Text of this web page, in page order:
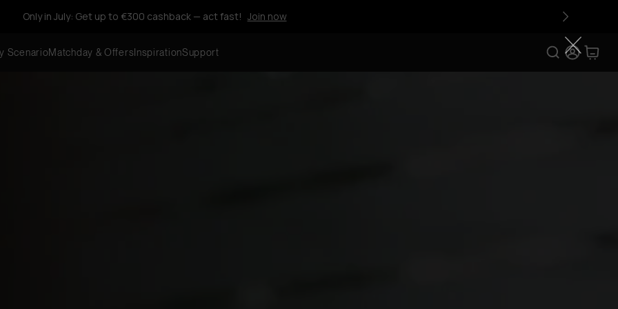
Only in July: Get up to €300 cashback — act fast! Join now
ScenarioMatchday & Offers InspirationSupport